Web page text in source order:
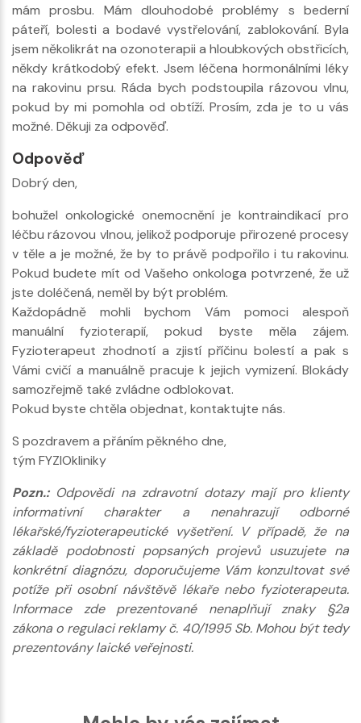
mám prosbu. Mám dlouhodobé problémy s bederní
páteří, bolesti a bodavé vystřelování, zablokování. Byla
jsem několikrát na ozonoterapii a hloubkových obstřicích,
někdy krátkodobý efekt. Jsem léčena hormonálními léky
na rakovinu prsu. Ráda bych podstoupila rázovou vlnu,
pokud by mi pomohla od obtíží. Prosím, zda je to u vás
možné. Děkuji za odpověď.
Odpověď
Dobrý den,
bohužel onkologické onemocnění je kontraindikací pro
léčbu rázovou vlnou, jelikož podporuje přirozené procesy
v těle a je možné, že by to právě podpořilo i tu rakovinu.
Pokud budete mít od Vašeho onkologa potvrzené, že už
jste doléčená, neměl by být problém.
Každopádně mohli bychom Vám pomoci alespoň
manuální fyzioterapií, pokud byste měla zájem.
Fyzioterapeut zhodnotí a zjistí příčinu bolestí a pak s
Vámi cvičí a manuálně pracuje k jejich vymizení. Blokády
samozřejmě také zvládne odblokovat.
Pokud byste chtěla objednat, kontaktujte nás.
S pozdravem a přáním pěkného dne,
tým FYZIOkliniky
Pozn.:Odpovědi na zdravotní dotazy mají pro klienty
informativní charakter a nenahrazují odborné
lékařské/fyzioterapeutické vyšetření. V případě, že na
základě podobnosti popsaných projevů usuzujete na
konkrétní diagnózu, doporučujeme Vám konzultovat své
potíže při osobní návštěvě lékaře nebo fyzioterapeuta.
Informace zde prezentované nenaplňují znaky §2a
zákona o regulaci reklamy č. 40/1995 Sb. Mohou být tedy
prezentovány laické veřejnosti.